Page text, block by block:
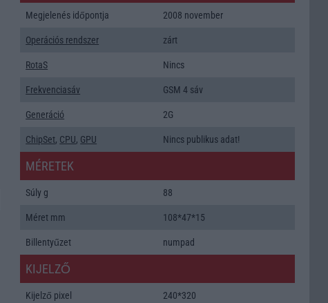
Megjelenés időpontja 2008 november
Operációs rendszer zárt
RotaS Nincs
Frekvenciasáv GSM 4 sáv
Generáció 2G
ChipSet, CPU, GPU Nincs publikus adat!
MÉRETEK
Súly g 88
Méret mm 108*47*15
Billentyűzet numpad
KIJELZŐ
Kijelző pixel 240*320